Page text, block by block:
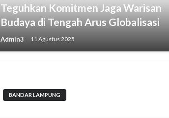
Teguhkan Komitmen Jaga Warisan
Budaya di Tengah Arus Globalisasi
Admin3 11 Agustus 2025
BANDAR LAMPUNG